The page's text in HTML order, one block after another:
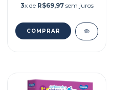
3x de R$69,97sem juros